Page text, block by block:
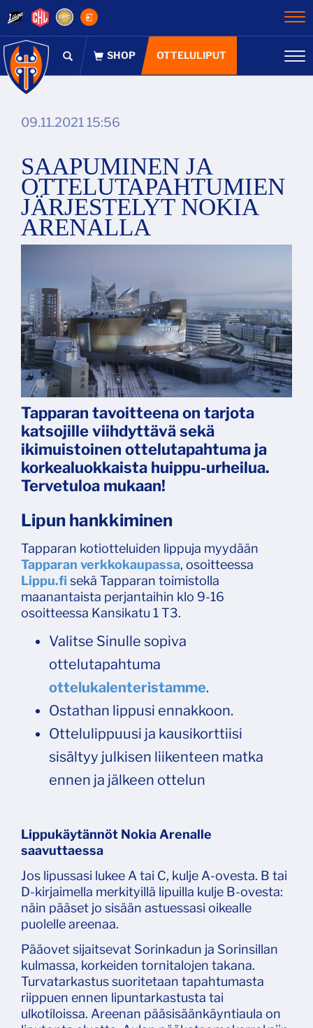
OTTELULIPUT
09.11.2021 15:56
SAAPUMINEN JA
OTTELUTAPAHTUMIEN
JÄRJESTELYT NOKIA
ARENALLA
Tapparan tavoitteena on tarjota
katsojille viihdyttävä sekä
ikimuistoinen ottelutapahtuma ja
korkealuokkaista huippu-urheilua.
Tervetuloa mukaan!
Lipun hankkiminen
Tapparan kotiotteluiden lippuja myydään
Tapparan verkkokaupassa, osoitteessa
Lippu.fi sekä Tapparan toimistolla
maanantaista perjantaihin klo 9-16
osoitteessa Kansikatu 1 T3.
Valitse Sinulle sopiva
ottelutapahtuma
ottelukalenteristamme.
Ostathan lippusi ennakkoon.
Ottelulippuusi ja kausikorttiisi
sisältyy julkisen liikenteen matka
ennen ja jälkeen ottelun
Lippukäytännöt Nokia Arenalle
saavuttaessa
Jos lipussasi lukee A tai C, kulje A-ovesta. B tai
D-kirjaimella merkityillä lipuilla kulje B-ovesta:
näin pääset jo sisään astuessasi oikealle
puolelle areenaa.
Pääovet sijaitsevat Sorinkadun ja Sorinsillan
kulmassa, korkeiden tornitalojen takana.
Turvatarkastus suoritetaan tapahtumasta
riippuen ennen lipuntarkastusta tai
ulkotiloissa. Areenan pääsisäänkäyntiaula on